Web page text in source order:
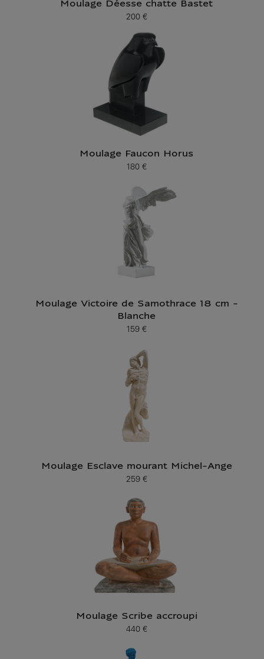
Moulage Déesse chatte Bastet
Prix ​​actuel
200 €
Moulage Faucon Horus
Prix ​​actuel
180 €
Moulage Victoire de Samothrace 18 cm -
Blanche
Prix ​​actuel
159 €
Moulage Esclave mourant Michel-Ange
Prix ​​actuel
259 €
Moulage Scribe accroupi
Prix ​​actuel
440 €